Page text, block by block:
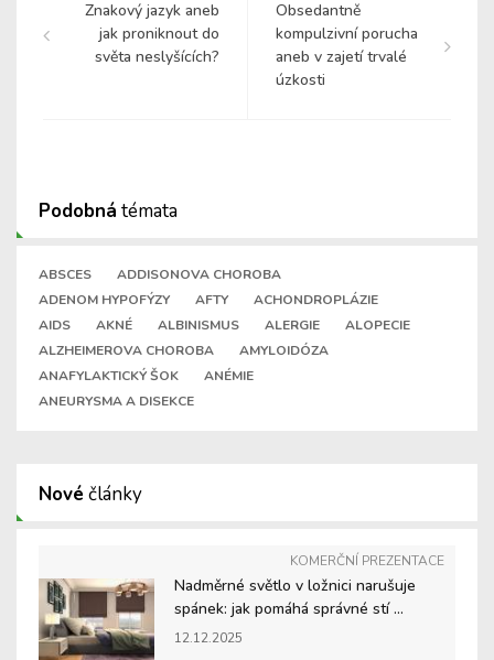
Znakový jazyk aneb
jak proniknout do
světa neslyšících?
Obsedantně
kompulzivní porucha
aneb v zajetí trvalé
úzkosti
Podobná témata
ABSCES
ADDISONOVA CHOROBA
ADENOM HYPOFÝZY
AFTY
ACHONDROPLÁZIE
AIDS
AKNÉ ALBINISMUS ALERGIE
ALOPECIE
ALZHEIMEROVA CHOROBA
AMYLOIDÓZA
ANAFYLAKTICKÝ ŠOK
ANÉMIE
ANEURYSMA A DISEKCE
Nové články
KOMERČNÍ PREZENTACE
Nadměrné světlo v ložnici narušuje
spánek: jak pomáhá správné stí ...
12.12.2025